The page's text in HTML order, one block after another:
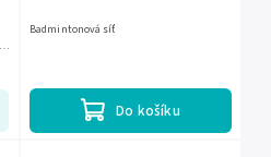
Do košíku
Badmintonová síť